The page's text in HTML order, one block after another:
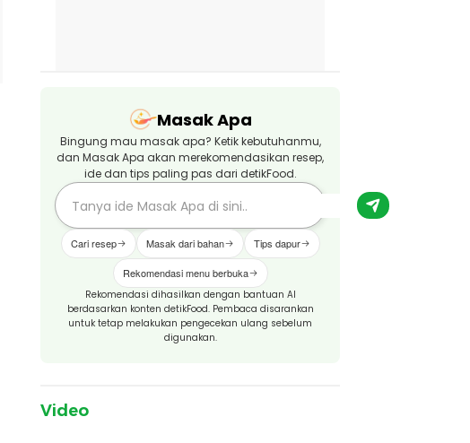
Masak Apa
Bingung mau masak apa? Ketik kebutuhanmu,
dan Masak Apa akan merekomendasikan resep,
ide dan tips paling pas dari detikFood.
Cari resep Masak dari bahan Tips dapur
Rekomendasi menu berbuka
Rekomendasi dihasilkan dengan bantuan AI
berdasarkan konten detikFood. Pembaca disarankan
untuk tetap melakukan pengecekan ulang sebelum
digunakan.
Video